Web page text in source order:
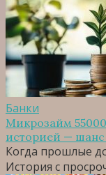
Банки
Микрозайм
историей —
Когда прошлые
История с